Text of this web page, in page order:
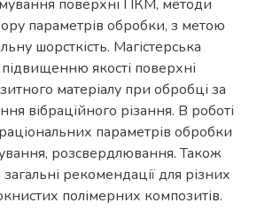
поверхні ПКМ, методи
параметрів обробки, з метою
шорсткість. Магістерська
якості поверхні
матеріалу при обробці за
вібраційного різання. В роботі
параметрів обробки
розсвердлювання. Також
рекомендації для різних
полімерних композитів.